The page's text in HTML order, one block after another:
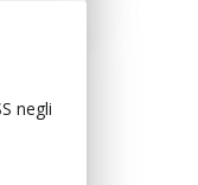
negli